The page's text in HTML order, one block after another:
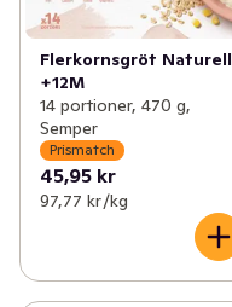
Flerkornsgröt Naturell
+12M
14 portioner, 470 g,
Semper
Prismatch
45,95 kr
97,77 kr /kg